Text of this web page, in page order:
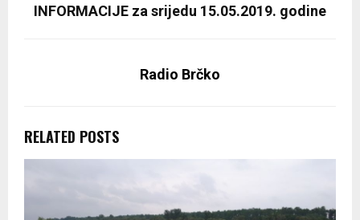
INFORMACIJE za srijedu 15.05.2019. godine
Radio Brčko
RELATED POSTS